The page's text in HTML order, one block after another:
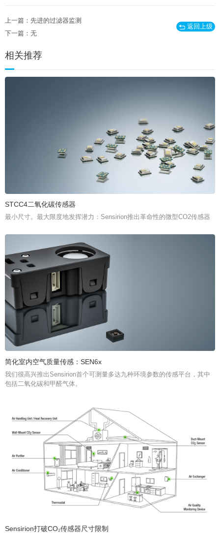
上一篇：先进的过滤器监测
下一篇：无
返回上级
相关推荐
STCC4二氧化碳传感器
最小尺寸。最大限度地发挥潜力：Sensirion推出革命性的微型CO2传感器
简化室内空气质量传感：SEN6x
我们很高兴推出Sensirion首个可测量多达九种环境参数的传感平台，其中
包括二氧化碳和甲醛气体。
Sensirion打破CO₂传感器尺寸限制